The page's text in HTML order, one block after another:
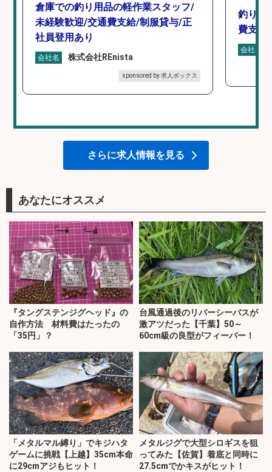
倉庫での釣り用品の軽作業スタッフ/
未経験歓迎/交通費支給/制服貸与/正
社員登用あり
会社名 株式会社REnista
sponsored by 求人ボックス
釣り具
費支給
会社名
さらに求人情報を見る
あなたにオススメ
『タングステンジグヘッド』の
自作方法 材料費はたったの
「35円」？
台風通過後のリバーシーバスが
激アツだった【千葉】50～
60cm級の良型がフィーバー！
「メタルマル縛り」でキジハタ
ゲームに挑戦【上越】35cm本命
に29cmアジもヒット！
メタルジグで大型シロギスを狙
ってみた【佐賀】着底と同時に
27.5cmでかキスがヒット！